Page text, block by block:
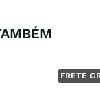
FRETE